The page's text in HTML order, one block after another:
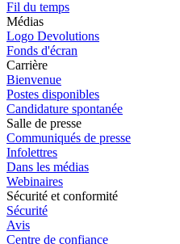
Fil du temps
Médias
Logo Devolutions
Fonds d'écran
Carrière
Bienvenue
Postes disponibles
Candidature spontanée
Salle de presse
Communiqués de presse
Infolettres
Dans les médias
Webinaires
Sécurité et conformité
Sécurité
Avis
Centre de confiance